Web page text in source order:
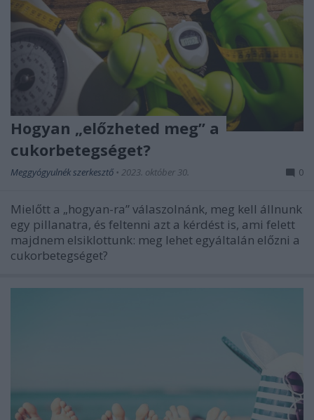
Hogyan „előzheted meg” a
cukorbetegséget?
Meggyógyulnék szerkesztő • 2023. október 30. 0
Mielőtt a „hogyan-ra” válaszolnánk, meg kell állnunk
egy pillanatra, és feltenni azt a kérdést is, ami felett
majdnem elsiklottunk: meg lehet egyáltalán előzni a
cukorbetegséget?